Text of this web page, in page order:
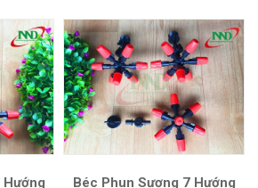
Hướng
Béc Phun Sương 7 Hướng